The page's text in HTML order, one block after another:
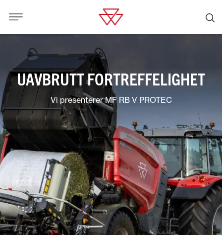
UAVBRUTT FORTREFFELIGHET
Vi presenterer MF RB V PROTEC